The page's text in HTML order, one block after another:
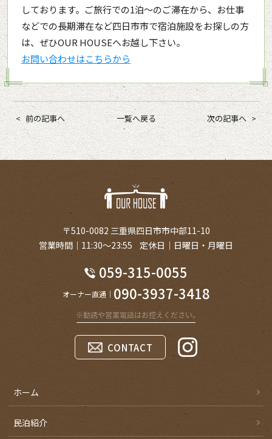
しております。ご旅行での1泊～のご滞在から、お仕事
などでの長期滞在など四日市市で宿泊施設をお探しの方
は、ぜひOUR HOUSEへお越し下さい。
お問い合わせはこちらから
前の記事へ 一覧へ戻る 次の記事へ
〒510-0082 三重県四日市市中部11-10
営業時間
11:30～23:55 定休日 日曜日・月曜日
059-315-0055
オーナー直通 090-3937-3418
CONTACT
ホーム
民泊紹介